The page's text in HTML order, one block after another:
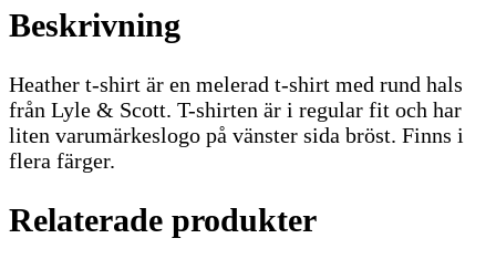
Beskrivning
Heather t-shirt är en melerad t-shirt med rund hals
från Lyle & Scott. T-shirten är i regular fit och har
liten varumärkeslogo på vänster sida bröst. Finns i
flera färger.
Relaterade produkter